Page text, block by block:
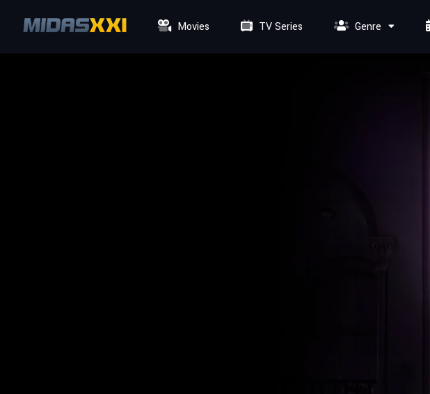
Movies TV Series Genre